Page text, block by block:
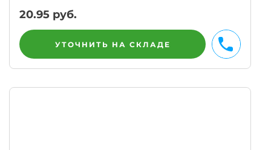
20.95 руб.
УТОЧНИТЬ НА СКЛАДЕ